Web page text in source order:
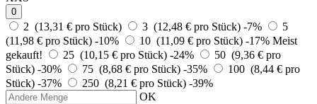
0
2 (13,31 € pro Stück) 3 (12,48 € pro Stück) -7%
5
(11,98 € pro Stück) -10% 10 (11,09 € pro Stück) -17% Meist
gekauft!
25 (10,15 € pro Stück) -24%
50 (9,36 € pro
Stück) -30% 75 (8,68 € pro Stück) -35%
100 (8,44 € pro
Stück) -37% 250 (8,21 € pro Stück) -39%
OK